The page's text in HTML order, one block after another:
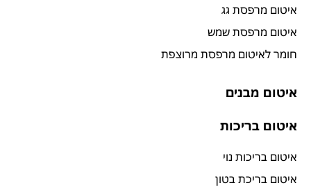
איטום מרפסת גג
איטום מרפסת שמש
חומר לאיטום מרפסת מרוצפת
איטום מבנים
איטום בריכות
איטום בריכות נוי
איטום בריכת בטון